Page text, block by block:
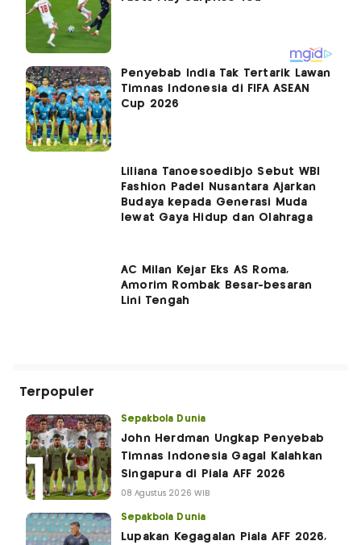
Penyebab India Tak Tertarik Lawan
Timnas Indonesia di FIFA ASEAN
Cup 2026
Liliana Tanoesoedibjo Sebut WBI
Fashion Padel Nusantara Ajarkan
Budaya kepada Generasi Muda
lewat Gaya Hidup dan Olahraga
AC Milan Kejar Eks AS Roma,
Amorim Rombak Besar-besaran
Lini Tengah
Terpopuler
Sepakbola Dunia
John Herdman Ungkap Penyebab
Timnas Indonesia Gagal Kalahkan
Singapura di Piala AFF 2026
08 Agustus 2026 WIB
Sepakbola Dunia
Lupakan Kegagalan Piala AFF 2026,